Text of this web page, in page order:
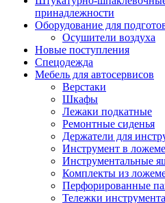
принадлежности
Оборудование для
Осушители воздуха
Новые поступления
Спецодежда
Мебель для автосервисов
Верстаки
Шкафы
Лежаки подкатные
Ремонтные сиденья
Держатели для
Инструмент в
Инструментальные
Комплекты из
Перфорированные
Тележки